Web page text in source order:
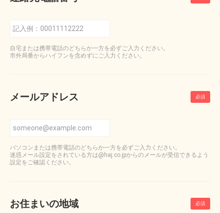
自宅または携帯電話のどちらか一方を必ずご入力ください。
市外局番からハイフンを含めずにご入力ください。
メールアドレス
パソコンまたは携帯電話のどちらか一方を必ずご入力ください。
迷惑メール設定をされている方は@haj.co.jpからのメールが受信できるよう
設定をご確認ください。
お住まいの地域